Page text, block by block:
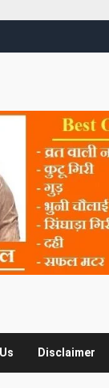
Disclaimer